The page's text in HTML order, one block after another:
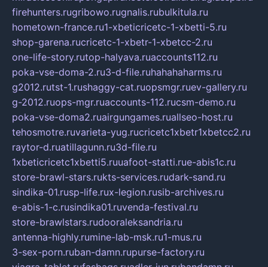
firehunters.rugribowo.rugnalis.rubulkitula.ru
hometown-france.ru1-xbeticricetc-1-xbetti-5.ru
shop-garena.rucricetc-1-xbetr-1-xbetcc-2.ru
one-life-story.rutop-halyava.ruaccounts112.ru
poka-vse-doma-2.ru3-d-file.ruhahahaharms.ru
g2012.rutst-1.rushaggy-cat.ruopsmgr.ruev-gallery.ru
g-2012.ruops-mgr.ruaccounts-112.rucsm-demo.ru
poka-vse-doma2.ruairgungames.ruallseo-host.ru
tehosmotre.ruvarieta-yug.rucricetc1xbetr1xbetcc2.ru
raytor-d.ruatillagunn.ru3d-file.ru
1xbeticricetc1xbetti5.ruuafoot-statti.rue-abis1c.ru
store-brawl-stars.rukts-services.rudark-sand.ru
sindika-01.rusp-life.rux-legion.rusib-archives.ru
e-abis-1-c.rusindika01.ruvenda-festival.ru
store-brawlstars.rudooraleksandria.ru
antenna-highly.rumine-lab-msk.ru1-mus.ru
3-sex-porn.ruban-damn.rupurse-factory.ru